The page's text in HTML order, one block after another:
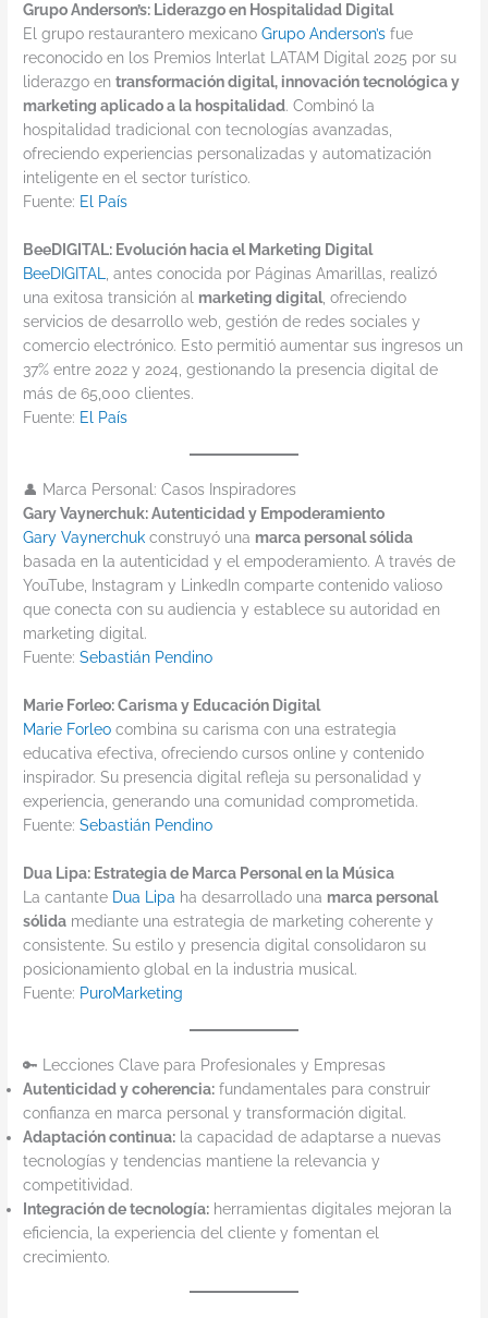
Grupo Anderson’s: Liderazgo en Hospitalidad Digital
El grupo restaurantero mexicanoGrupo Anderson’sfue
reconocido en los Premios Interlat LATAM Digital 2025 por su
liderazgo entransformación digital, innovación tecnológica y
marketing aplicado a la hospitalidad. Combinó la
hospitalidad tradicional con tecnologías avanzadas,
ofreciendo experiencias personalizadas y automatización
inteligente en el sector turístico.
Fuente: El País
BeeDIGITAL: Evolución hacia el Marketing Digital
BeeDIGITAL
, antes conocida por Páginas Amarillas, realizó
una exitosa transición al marketing digital, ofreciendo
servicios de desarrollo web, gestión de redes sociales y
comercio electrónico. Esto permitió aumentar sus ingresos un
37% entre 2022 y 2024, gestionando la presencia digital de
más de 65,000 clientes.
Fuente: El País
👤 Marca Personal: Casos Inspiradores
Gary Vaynerchuk: Autenticidad y Empoderamiento
Gary Vaynerchuk construyó una marca personal sólida
basada en la autenticidad y el empoderamiento. A través de
YouTube, Instagram y LinkedIn comparte contenido valioso
que conecta con su audiencia y establece su autoridad en
marketing digital.
Fuente:Sebastián Pendino
Marie Forleo: Carisma y Educación Digital
Marie Forleo combina su carisma con una estrategia
educativa efectiva, ofreciendo cursos online y contenido
inspirador. Su presencia digital refleja su personalidad y
experiencia, generando una comunidad comprometida.
Fuente:Sebastián Pendino
Dua Lipa: Estrategia de Marca Personal en la Música
La cantante Dua Lipa ha desarrollado una marca personal
sólida mediante una estrategia de marketing coherente y
consistente. Su estilo y presencia digital consolidaron su
posicionamiento global en la industria musical.
Fuente: PuroMarketing
🔑 Lecciones Clave para Profesionales y Empresas
Autenticidad y coherencia: fundamentales para construir
confianza en marca personal y transformación digital.
Adaptación continua: la capacidad de adaptarse a nuevas
tecnologías y tendencias mantiene la relevancia y
competitividad.
Integración de tecnología: herramientas digitales mejoran la
eficiencia, la experiencia del cliente y fomentan el
crecimiento.